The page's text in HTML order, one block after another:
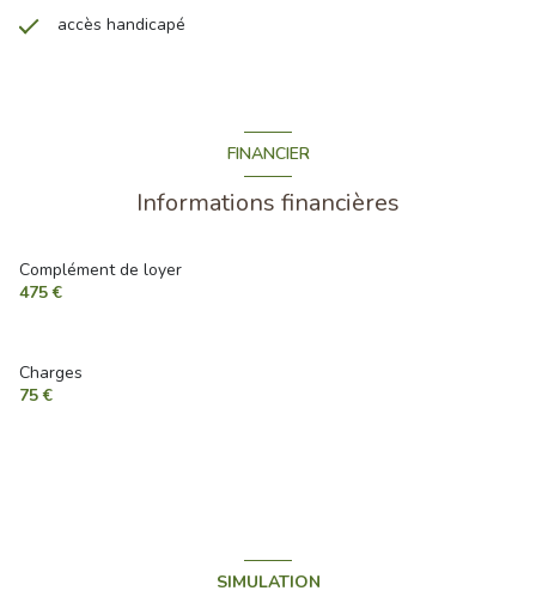
accès handicapé
FINANCIER
Informations financières
Complément de loyer
475 €
Charges
75 €
SIMULATION